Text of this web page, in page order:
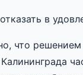
в
что